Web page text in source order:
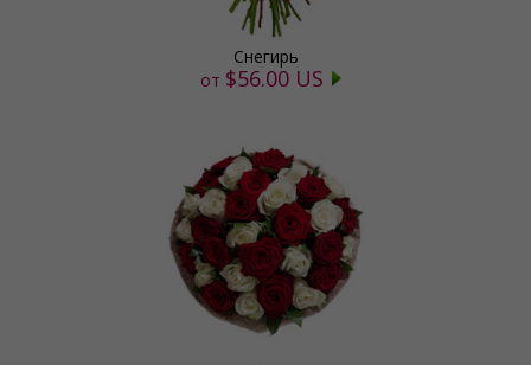
Снегирь
от $56.00 US